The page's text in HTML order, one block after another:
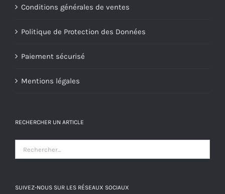
Conditions générales de ventes
Politique de Protection des Données
Paiement sécurisé
Mentions légales
RECHERCHER UN ARTICLE
SUIVEZ-NOUS SUR LES RÉSEAUX SOCIAUX